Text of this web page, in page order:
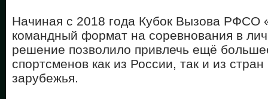
Начиная с 2018 года Кубок Вызова РФСО
командный формат на соревнования в
решение позволило привлечь ещё
спортсменов как из России, так и из
зарубежья.